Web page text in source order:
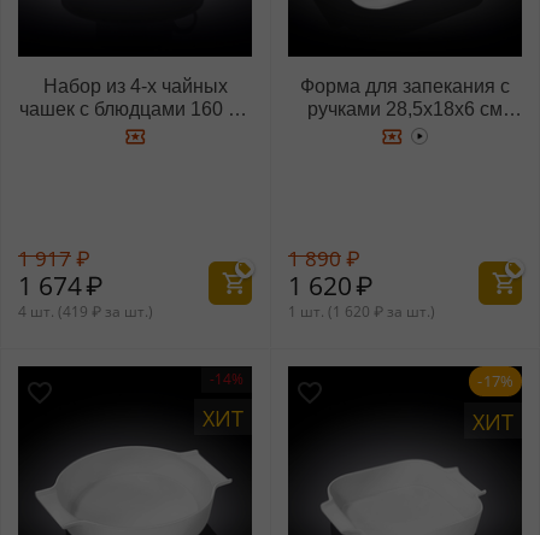
Набор из 4-х чайных
чашек с блюдцами 160 мл
WL‑993006/4C
1 917₽
1 674₽
4 шт. (419 ₽ за шт.)
Форма для запекания с
ручками 28,5x18x6 см
WL‑997019-AC/1C
1 890₽
1 620₽
1 шт. (1 620 ₽ за шт.)
-14%
ХИТ
-17%
ХИТ